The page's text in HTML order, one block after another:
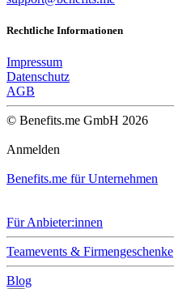
Rechtliche Informationen
Impressum
Datenschutz
AGB
© Benefits.me GmbH 2026
Anmelden
Benefits.me für Unternehmen
Für Anbieter:innen
Teamevents & Firmengeschenke
Blog